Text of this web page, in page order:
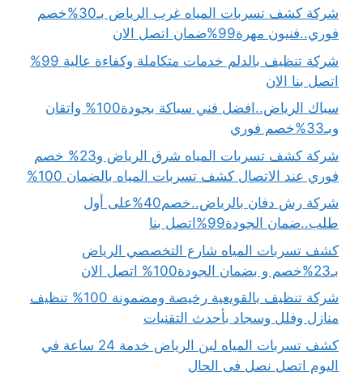
شركة كشف تسربات المياه غرب الرياض بـ30%خصم
فوري..فنيون مهرة99%ضمان اتصل الان
شركة تنظيف بالدلم خدمات متكاملة وكفاءة عالية 99%
اتصل بنا الان
سباك الرياض..افضل فني سباكة بجودة100% واتقان
وبـ33%خصم فوري
شركة كشف تسربات المياه شرق الرياض و23% خصم
فوري عند الاتصال كشف تسربات المياه بالضمان 100%
شركة رش دفان بالرياض..خصم40%على أول
طلب..ضمان الجودة99%اتصل بنا
كشف تسربات المياه شارع التخصصي الرياض
بـ23%خصم و بضمان الجودة100% اتصل الان
شركة تنظيف بالقويعية رخيصة ومضمونة 100% تنظيف
منازل وفلل وسجاد بأحدث التقنيات
كشف تسربات المياه لبن الرياض خدمة 24 ساعة في
اليوم اتصل نصل فى الحال